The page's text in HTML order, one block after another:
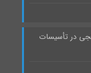
در تأسیسات